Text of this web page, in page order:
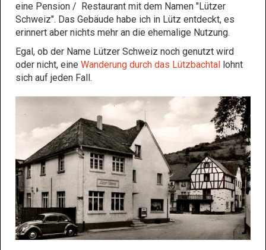
eine Pension / Restaurant mit dem Namen "Lützer
Schweiz". Das Gebäude habe ich in Lütz entdeckt, es
erinnert aber nichts mehr an die ehemalige Nutzung.
Egal, ob der Name Lützer Schweiz noch genutzt wird
oder nicht, eine Wanderung durch das Lützbachtal lohnt
sich auf jeden Fall.